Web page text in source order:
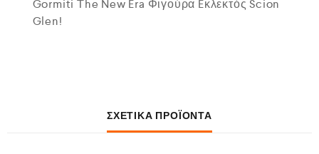
Gormiti The New Era Φιγούρα Eκλεκτός Scion
Glen!
ΣΧΕΤΙΚΆ ΠΡΟΪΌΝΤΑ